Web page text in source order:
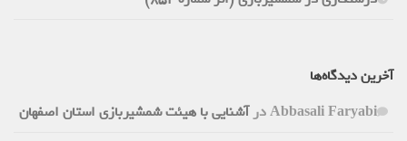
آخرین دیدگاه‌ها
Abbasali Faryabiدرآشنایی با هیئت شمشیربازی استان اصفهان